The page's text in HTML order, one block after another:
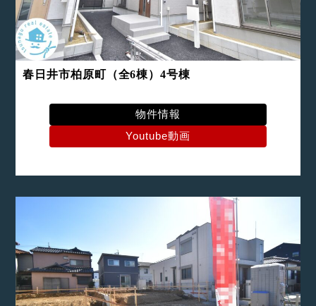
春日井市柏原町（全6棟）4号棟
物件情報
Youtube動画